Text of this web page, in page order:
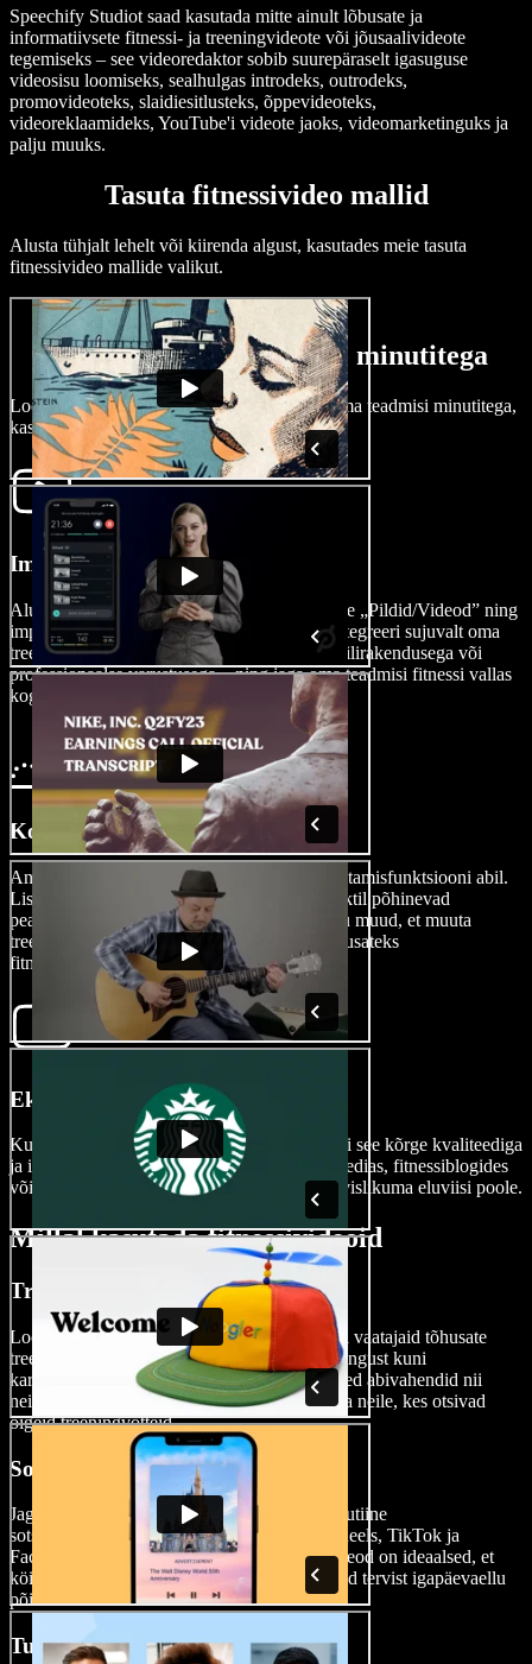
Speechify Studiot saad kasutada mitte ainult lõbusate ja
informatiivsete fitnessi- ja treeningvideote või jõusaalivideote
tegemiseks – see videoredaktor sobib suurepäraselt igasuguse
videosisu loomiseks, sealhulgas introdeks, outrodeks,
promovideoteks, slaidiesitlusteks, õppevideoteks,
videoreklaamideks, YouTube'i videote jaoks, videomarketinguks ja
palju muuks.
Tasuta fitnessivideo mallid
Alusta tühjalt lehelt või kiirenda algust, kasutades meie tasuta
fitnessivideo mallide valikut.
Kuidas luua fitnessivideo minutitega
Loo kaasahaaravaid fitnessivideoid ja jaga oma teadmisi minutitega,
kasutades Speechify Studiot.
Impordi oma video
Alusta fitnessvideo loomist, vajutades valikule „Pildid/Videod” ning
impordi oma treeningkaadrid redaktorisse. Integreeri sujuvalt oma
treeningrutiinid – olgu need salvestatud mobiilirakendusega või
professionaalse varustusega – ning jaga oma teadmisi fitnessi vallas
kogu maailmaga.
Koosta oma fitnessvideo
Anna oma fitnessvideole jõudu ja särtsu lohistamisfunktsiooni abil.
Lisa üleminekud, kihid, muusika, tehisintellektil põhinevad
pealeloetud jutud, tekstianimatsioonid ja palju muud, et muuta
treeningkavad visuaalselt köitvateks ning tõhusateks
fitnessvideoteks.
Ekspordi oma fitnessvideo
Kui su fitnessi meistriteos on valmis, ekspordi see kõrge kvaliteediga
ja ilma vesimärgita, et jagada seda sotsiaalmeedias, fitnessiblogides
või YouTube'i kanalil ning innustada teisi tervislikuma eluviisi poole.
Millal kasutada fitnessivideoid
Treeningvideod
Loo põhjalikke treeningvideoid, et juhendada vaatajaid tõhusate
treeningrutiinide läbiviimisel. Alates jõutreeningust kuni
kardiotrennini – fitnessivideod on suurepärased abivahendid nii
neile, kes soovivad kodus vormi hoida, kui ka neile, kes otsivad
õigeid treeningvõtteid.
Sotsiaalmeedia videod
Jaga lühikesi fitnessinippe ja kiireid treeningrutiine
sotsiaalmeediaplatvormidel nagu Instagram Reels, TikTok ja
Facebook. Lühi- ja kaasahaaravad fitnessivideod on ideaalsed, et
köita vaatajate tähelepanu ning julgustada neid tervist igapäevaellu
põimima.
Turundusvideod